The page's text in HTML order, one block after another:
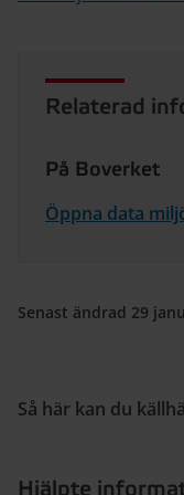
Relaterad
På Boverket
Öppna data
Senast ändrad 29
Så här kan du